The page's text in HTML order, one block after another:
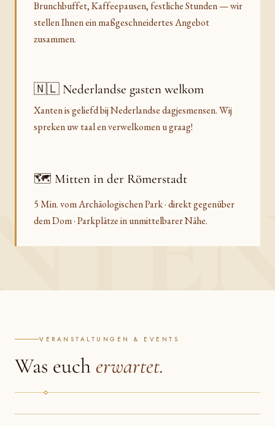
Brunchbuffet, Kaffeepausen, festliche Stunden — wir
stellen Ihnen ein maßgeschneidertes Angebot
zusammen.
🇳🇱 Nederlandse gasten welkom
Xanten is geliefd bij Nederlandse dagjesmensen. Wij
spreken uw taal en verwelkomen u graag!
🗺️ Mitten in der Römerstadt
5 Min. vom Archäologischen Park · direkt gegenüber
dem Dom · Parkplätze in unmittelbarer Nähe.
VERANSTALTUNGEN & EVENTS
Was euch erwartet.